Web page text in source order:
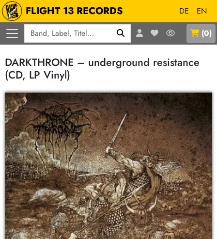
FLIGHT 13 RECORDS DE
EN
(0)
DARKTHRONE – underground resistance
(CD, LP Vinyl)